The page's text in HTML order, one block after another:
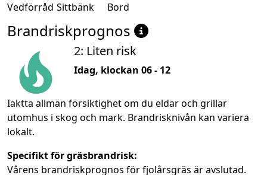
Vedförråd Sittbänk Bord
Brandriskprognos
2: Liten risk
Idag, klockan 06 - 12
Iaktta allmän försiktighet om du eldar och grillar
utomhus i skog och mark. Brandrisknivån kan variera
lokalt.
Specifikt för gräsbrandrisk:
Vårens brandriskprognos för fjolårsgräs är avslutad.